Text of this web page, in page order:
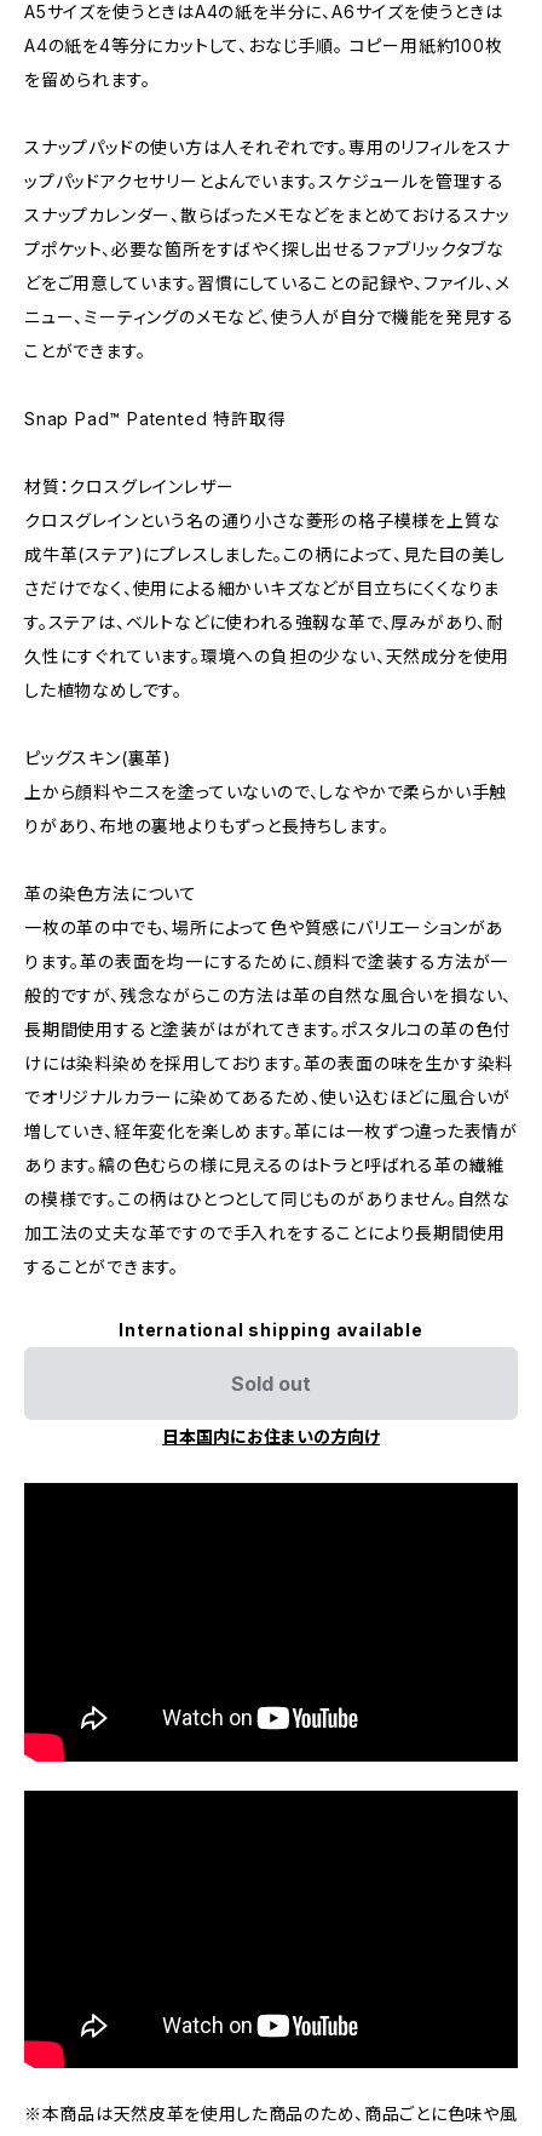
A5サイズを使うときはA4の紙を半分に、A6サイズを使うときは
A4の紙を4等分にカットして、おなじ手順。 コピー用紙約100枚
を留められます。
スナップパッドの使い方は人それぞれです。専用のリフィルをスナ
ップパッドアクセサリーとよんでいます。スケジュールを管理する
スナップカレンダー、散らばったメモなどをまとめておけるスナッ
プポケット、必要な箇所をすばやく探し出せるファブリックタブな
どをご用意しています。習慣にしていることの記録や、ファイル、メ
ニュー、ミーティングのメモなど、使う人が自分で機能を発見する
ことができます。
Snap Pad™ Patented 特許取得
材質：クロスグレインレザー
クロスグレインという名の通り小さな菱形の格子模様を上質な
成牛革(ステア)にプレスしました。この柄によって、見た目の美し
さだけでなく、使用による細かいキズなどが目立ちにくくなりま
す。ステアは、ベルトなどに使われる強靱な革で、厚みがあり、耐
久性にすぐれています。環境への負担の少ない、天然成分を使用
した植物なめしです。
ピッグスキン(裏革)
上から顔料やニスを塗っていないので、しなやかで柔らかい手触
りがあり、布地の裏地よりもずっと長持ちします。
革の染色方法について
一枚の革の中でも、場所によって色や質感にバリエーションがあ
ります。革の表面を均一にするために、顔料で塗装する方法が一
般的ですが、残念ながらこの方法は革の自然な風合いを損ない、
長期間使用すると塗装がはがれてきます。ポスタルコの革の色付
けには染料染めを採用しております。革の表面の味を生かす染料
でオリジナルカラーに染めてあるため、使い込むほどに風合いが
増していき、経年変化を楽しめます。革には一枚ずつ違った表情が
あります。縞の色むらの様に見えるのはトラと呼ばれる革の繊維
の模様です。この柄はひとつとして同じものがありません。自然な
加工法の丈夫な革ですので手入れをすることにより長期間使用
することができます。
International shipping available
Sold out
日本国内にお住まいの方向け
※本商品は天然皮革を使用した商品のため、商品ごとに色味や風